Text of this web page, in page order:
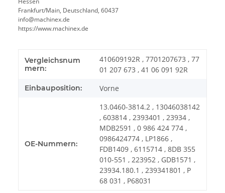
Frankfurt/Main, Deutschland, 60437
info@machinex.de
https://www.machinex.de
Vergleichsnum
mern:
410609192R , 7701207673 , 77
01 207 673 , 41 06 091 92R
Einbauposition: Vorne
OE-Nummern:
13.0460-3814.2 , 13046038142
, 603814 , 2393401 , 23934 ,
MDB2591 , 0 986 424 774 ,
0986424774 , LP1866 ,
FDB1409 , 6115714 , 8DB 355
010-551 , 223952 , GDB1571 ,
23934.180.1 , 239341801 , P
68 031 , P68031